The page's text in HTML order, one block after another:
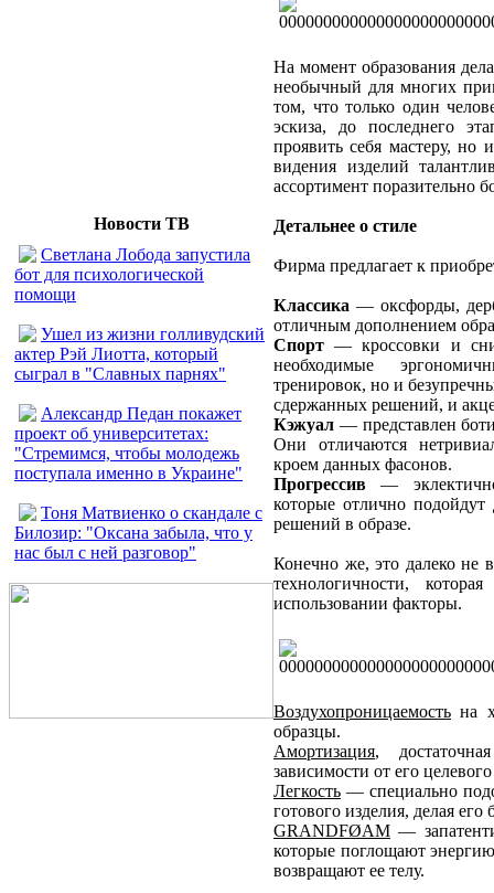
Новости ТВ
Светлана Лобода запустила
бот для психологической
помощи
Ушел из жизни голливудский
актер Рэй Лиотта, который
сыграл в "Славных парнях"
Александр Педан покажет
проект об университетах:
"Стремимся, чтобы молодежь
поступала именно в Украине"
Тоня Матвиенко о скандале с
Билозир: "Оксана забыла, что у
нас был с ней разговор"
На момент образования
необычный для многих
том, что только один
эскиза, до последнего
проявить себя мастеру, но
видения изделий
ассортимент поразительно
Детальнее о стиле
Фирма предлагает к
Классика — оксфорды,
отличным дополнением
Спорт — кроссовки и
необходимые
тренировок, но и
сдержанных решений, и
Кэжуал — представлен
Они отличаются
кроем данных фасонов.
Прогрессив —
которые отлично
решений в образе.
Конечно же, это далеко не
технологичности,
использовании факторы.
Воздухопроницаемость на
образцы.
Амортизация,
зависимости от его
Легкость — специально
готового изделия, делая
GRANDFØAM —
которые поглощают
возвращают ее телу.